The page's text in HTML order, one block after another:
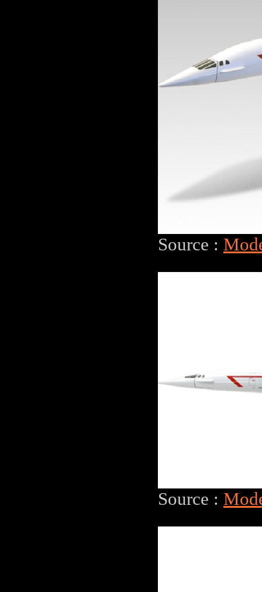
Source :
Source :